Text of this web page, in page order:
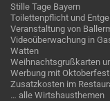
Stille Tage Bayern
Toilettenpflicht und
Veranstaltung von
Videoüberwachung in
Watten
Weihnachtsgrußkarten
Werbung mit
Zusatzkosten im
… alle Wirtshausthemen